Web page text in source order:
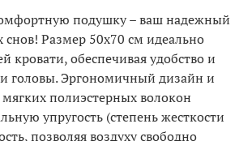
подушку – ваш надежный
снов! Размер 50х70 см идеально
кровати, обеспечивая удобство и
головы. Эргономичный дизайн и
полиэстерных волокон
упругость (степень жесткости
позволяя воздуху свободно